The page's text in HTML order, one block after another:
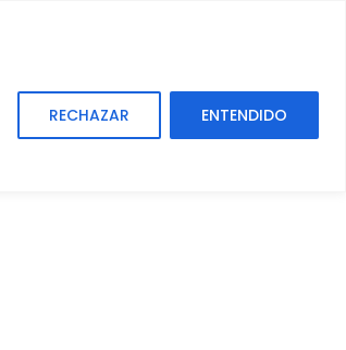
RECHAZAR ENTENDIDO